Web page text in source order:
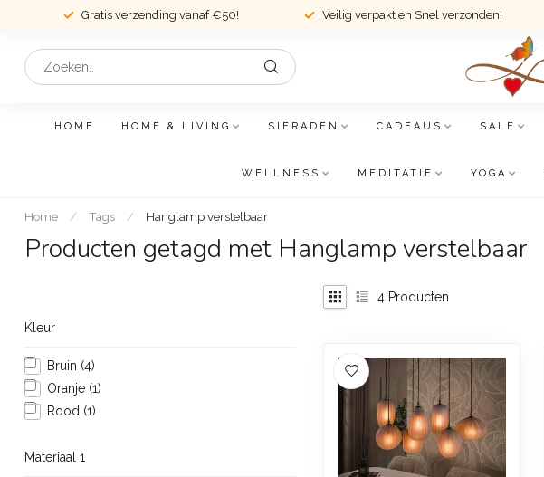
Gratis verzending vanaf €50! Veilig verpakt en Snel verzonden!
HOME HOME & LIVING SIERADEN CADEAUS SALE
WELLNESS MEDITATIE YOGA
Home / Tags / Hanglamp verstelbaar
Producten getagd met Hanglamp verstelbaar
Kleur
Bruin (4)
Oranje (1)
Rood (1)
Materiaal 1
4 Producten